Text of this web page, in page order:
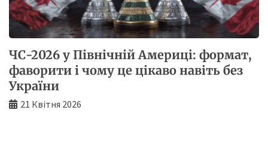
ЧС-2026 у Північній Америці: формат,
фаворити і чому це цікаво навіть без
України
21 Квітня 2026